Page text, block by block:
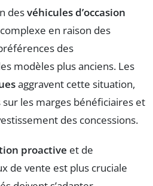
desvéhicules d’occasion
en raison des
des
modèles plus anciens. Les
aggravent cette situation,
les marges bénéficiaires et
des concessions.
proactive et de
de vente est plus cruciale